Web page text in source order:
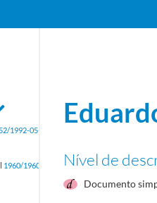
1992-05-17
1960/1960
Nível de
Documento